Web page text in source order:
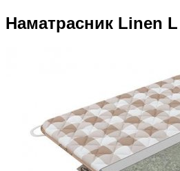
Наматрасник Linen L